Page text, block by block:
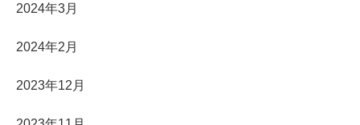
2024年3月
2024年2月
2023年12月